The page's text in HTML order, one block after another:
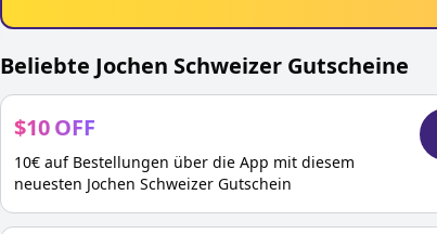
Beliebte Jochen Schweizer Gutscheine
$10OFF
10€ auf Bestellungen über die App mit diesem
neuesten Jochen Schweizer Gutschein